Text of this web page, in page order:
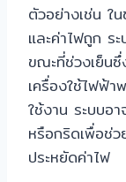
ตัวอย่างเช่น ใ
และค่าไฟถูก ร
ขณะที่ช่วงเย็น
เครื่องใช้ไฟฟ้
ใช้งาน ระบบอ
หรือกริดเพื่อช่ว
ประหยัดค่าไฟ